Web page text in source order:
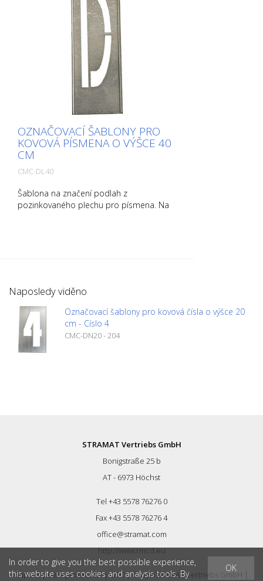
OZNAČOVACÍ ŠABLONY PRO
KOVOVÁ PÍSMENA O VÝŠCE 40
CM
CMC-DL40
Šablona na značení podlah z
pozinkovaného plechu pro písmena. Na
Naposledy viděno
Označovací šablony pro kovová čísla o výšce 20
cm - Císlo 4
CMC-DN20 - 204
STRAMAT Vertriebs GmbH
Bonigstraße 25 b
AT - 6973 Höchst
Tel +43 5578 76276 0
Fax +43 5578 76276 4
office@stramat.com
http://www.rmcd.eu
Imprint|Data protection|GTC | © bySTRAMAT Vertriebs GmbH |
OK
In order to give you the best possible experience,
this website uses cookies and analysis tools. By